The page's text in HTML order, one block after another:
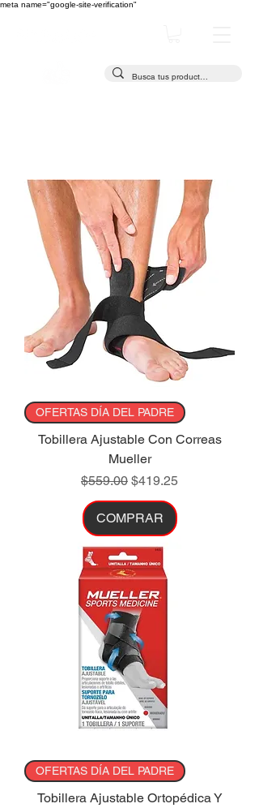
meta name="google-site-verification"
OFERTAS DÍA DEL PADRE
Tobillera Ajustable Con Correas
Mueller
Precio
$559.00 Precio de oferta
$419.25
COMPRAR
OFERTAS DÍA DEL PADRE
Tobillera Ajustable Ortopédica Y